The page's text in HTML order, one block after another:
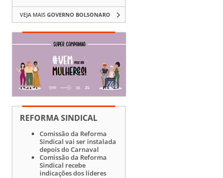
VEJA MAIS GOVERNO BOLSONARO
REFORMA SINDICAL
Comissão da Reforma
Sindical vai ser instalada
depois do Carnaval
Comissão da Reforma
Sindical recebe
indicações dos líderes